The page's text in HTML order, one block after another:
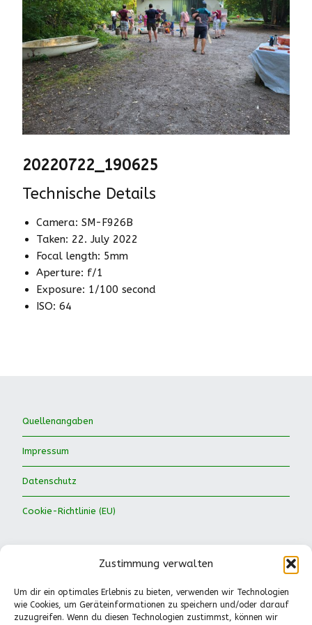
Zustimmung verwalten
Um dir ein optimales Erlebnis zu bieten, verwenden wir Technologien
wie Cookies, um Geräteinformationen zu speichern und/oder darauf
zuzugreifen. Wenn du diesen Technologien zustimmst, können wir
20220722_190625
Technische Details
Camera: SM-F926B
Taken: 22. July 2022
Focal length: 5mm
Aperture: f/1
Exposure: 1/100 second
ISO: 64
Quellenangaben
Impressum
Datenschutz
Cookie-Richtlinie (EU)
Waldkinder Ismaning e.V.